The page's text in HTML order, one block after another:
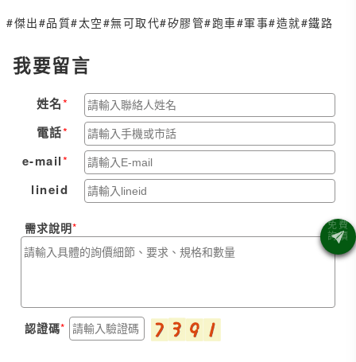
#傑出#品質#太空#無可取代#矽膠管#跑車#軍事#造就#鐵路
我要留言
需求說明
認證碼
姓名
電話
e-mail
lineid